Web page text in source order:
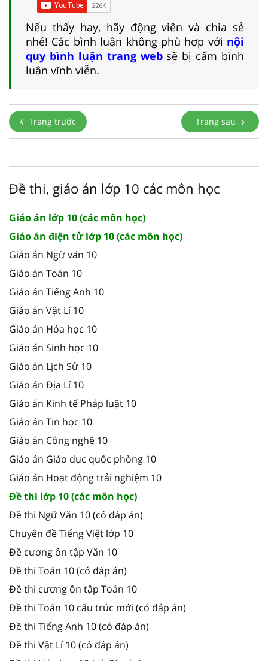
Nếu thấy hay, hãy động viên và chia sẻ
nhé! Các bình luận không phù hợp với nội
quy bình luận trang websẽ bị cấm bình
luận vĩnh viễn.
Trang trước Trang sau
Đề thi, giáo án lớp 10 các môn học
Giáo án lớp 10 (các môn học)
Giáo án điện tử lớp 10 (các môn học)
Giáo án Ngữ văn 10
Giáo án Toán 10
Giáo án Tiếng Anh 10
Giáo án Vật Lí 10
Giáo án Hóa học 10
Giáo án Sinh học 10
Giáo án Lịch Sử 10
Giáo án Địa Lí 10
Giáo án Kinh tế Pháp luật 10
Giáo án Tin học 10
Giáo án Công nghệ 10
Giáo án Giáo dục quốc phòng 10
Giáo án Hoạt động trải nghiệm 10
Đề thi lớp 10 (các môn học)
Đề thi Ngữ Văn 10 (có đáp án)
Chuyên đề Tiếng Việt lớp 10
Đề cương ôn tập Văn 10
Đề thi Toán 10 (có đáp án)
Đề thi cương ôn tập Toán 10
Đề thi Toán 10 cấu trúc mới (có đáp án)
Đề thi Tiếng Anh 10 (có đáp án)
Đề thi Vật Lí 10 (có đáp án)